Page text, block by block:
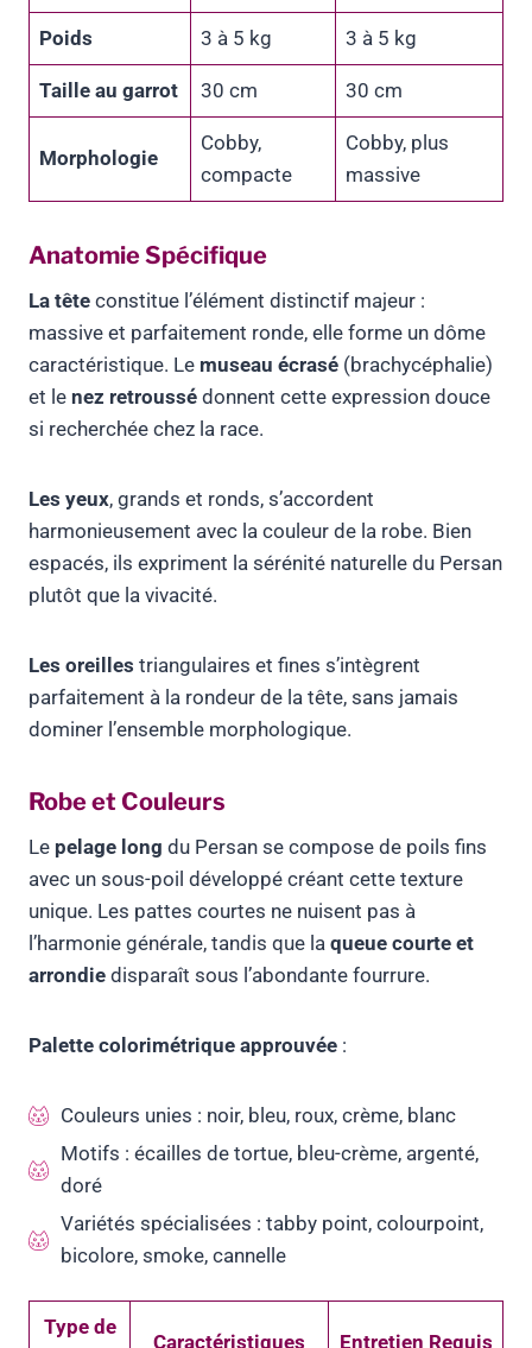
Poids 3 à 5 kg 3 à 5 kg
Taille au garrot 30 cm 30 cm
Morphologie
Cobby,
compacte
Cobby, plus
massive
Anatomie Spécifique
La tête constitue l’élément distinctif majeur :
massive et parfaitement ronde, elle forme un dôme
caractéristique. Le museau écrasé (brachycéphalie)
et le nez retroussé donnent cette expression douce
si recherchée chez la race.
Les yeux, grands et ronds, s’accordent
harmonieusement avec la couleur de la robe. Bien
espacés, ils expriment la sérénité naturelle du Persan
plutôt que la vivacité.
Les oreilles triangulaires et fines s’intègrent
parfaitement à la rondeur de la tête, sans jamais
dominer l’ensemble morphologique.
Robe et Couleurs
Le pelage long du Persan se compose de poils fins
avec un sous-poil développé créant cette texture
unique. Les pattes courtes ne nuisent pas à
l’harmonie générale, tandis que la queue courte et
arrondie disparaît sous l’abondante fourrure.
Palette colorimétrique approuvée :
Couleurs unies : noir, bleu, roux, crème, blanc
Motifs : écailles de tortue, bleu-crème, argenté,
doré
Variétés spécialisées : tabby point, colourpoint,
bicolore, smoke, cannelle
Type de
Caractéristiques Entretien Requis